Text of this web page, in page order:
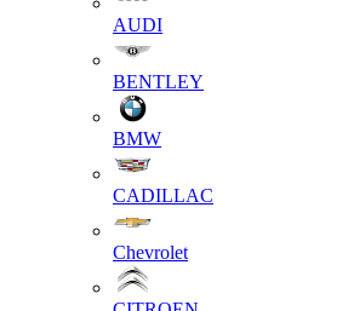
AUDI
BENTLEY
BMW
CADILLAC
Chevrolet